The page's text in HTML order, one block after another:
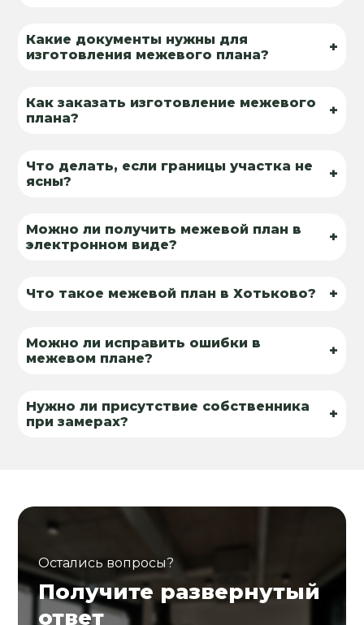
Какие документы нужны для
изготовления межевого плана?
+
Как заказать изготовление межевого
плана?
+
Что делать, если границы участка не
ясны?
+
Можно ли получить межевой план в
электронном виде?
+
Что такое межевой план в Хотьково? +
Можно ли исправить ошибки в
межевом плане?
+
Нужно ли присутствие собственника
при замерах?
+
Остались вопросы?
Получите развернутый
ответ